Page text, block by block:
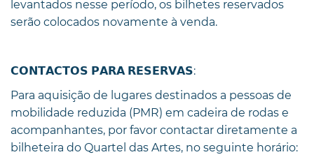
levantados nesse período, os bilhetes reservados
serão colocados novamente à venda.
𝗖𝗢𝗡𝗧𝗔𝗖𝗧𝗢𝗦 𝗣𝗔𝗥𝗔 𝗥𝗘𝗦𝗘𝗥𝗩𝗔𝗦:
Para aquisição de lugares destinados a pessoas de
mobilidade reduzida (PMR) em cadeira de rodas e
acompanhantes, por favor contactar diretamente a
bilheteira do Quartel das Artes, no seguinte horário: